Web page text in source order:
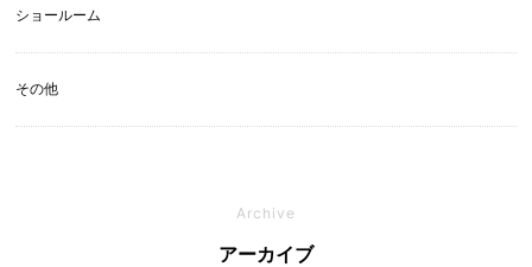
ショールーム
その他
Archive
アーカイブ